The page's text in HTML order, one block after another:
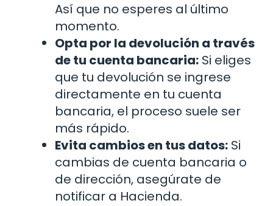
Así que no esperes al último
momento.
Opta por la devolución a través
de tu cuenta bancaria: Si eliges
que tu devolución se ingrese
directamente en tu cuenta
bancaria, el proceso suele ser
más rápido.
Evita cambios en tus datos: Si
cambias de cuenta bancaria o
de dirección, asegúrate de
notificar a Hacienda.